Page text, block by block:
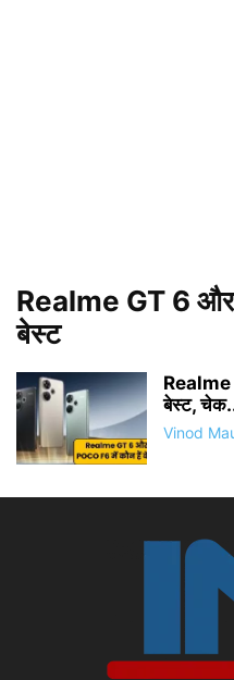
Realme GT 6
बेस्ट
Realme
बेस्ट,
Vinod